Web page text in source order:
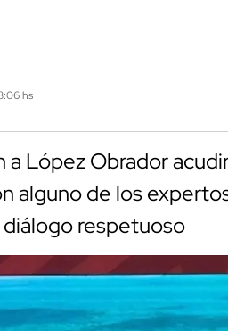
hs
López Obrador
alguno de los
diálogo respetuoso